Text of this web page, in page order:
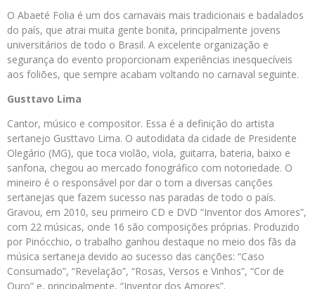
O Abaeté Folia é um dos carnavais mais tradicionais e badalados
do país, que atrai muita gente bonita, principalmente jovens
universitários de todo o Brasil. A excelente organização e
segurança do evento proporcionam experiências inesquecíveis
aos foliões, que sempre acabam voltando no carnaval seguinte.
Gusttavo Lima
Cantor, músico e compositor. Essa é a definição do artista
sertanejo Gusttavo Lima. O autodidata da cidade de Presidente
Olegário (MG), que toca violão, viola, guitarra, bateria, baixo e
sanfona, chegou ao mercado fonográfico com notoriedade. O
mineiro é o responsável por dar o tom a diversas canções
sertanejas que fazem sucesso nas paradas de todo o país.
Gravou, em 2010, seu primeiro CD e DVD “Inventor dos Amores”,
com 22 músicas, onde 16 são composições próprias. Produzido
por Pinócchio, o trabalho ganhou destaque no meio dos fãs da
música sertaneja devido ao sucesso das canções: “Caso
Consumado”, “Revelação”, “Rosas, Versos e Vinhos”, “Cor de
Ouro” e, principalmente, “Inventor dos Amores”.